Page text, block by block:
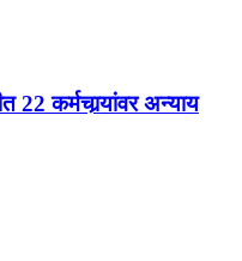
22 कर्मचार्‍यांवर अन्याय